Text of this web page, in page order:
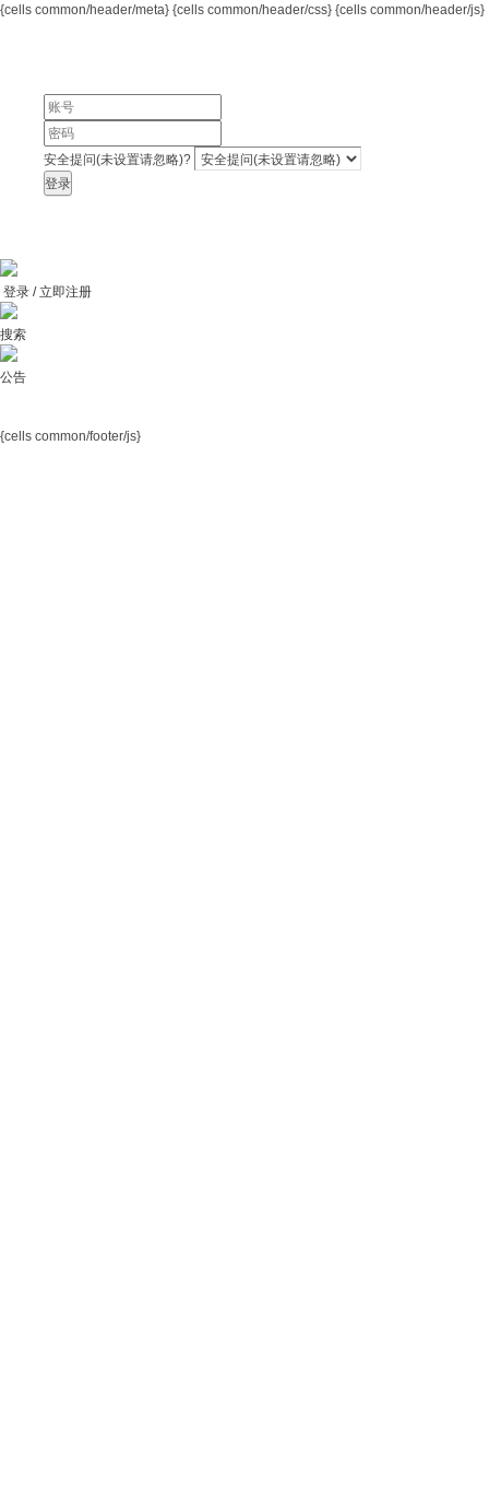
{cells common/header/meta} {cells common/header/css} {cells common/header/js}
安全提问(未设置请忽略)?
登录
登录 / 立即注册
搜索
公告
{cells common/footer/js}